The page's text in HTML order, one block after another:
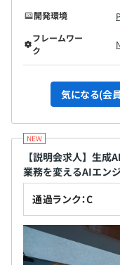
開発環境
フレームワー
ク
気になる(会
【説明会求人】生
業務を変えるAIエン
通過ランク：C